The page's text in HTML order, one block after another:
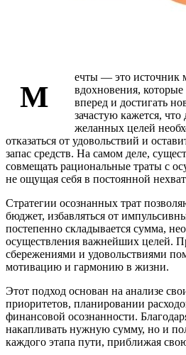
М
ечты — это источник
вдохновения,
вперед и достигать
зачастую кажется,
желанных целей
отказаться от удовольствий и
запас средств. На самом деле,
совмещать рациональные траты с
не ощущая себя в постоянной
Стратегии осознанных трат
бюджет, избавляться от
постепенно складывается сумма,
осуществления важнейших целей.
сбережениями и удовольствиями
мотивацию и гармонию в жизни.
Этот подход основан на анализе
приоритетов, планировании
финансовой осознанности.
накапливать нужную сумму, но и
каждого этапа пути, приближая